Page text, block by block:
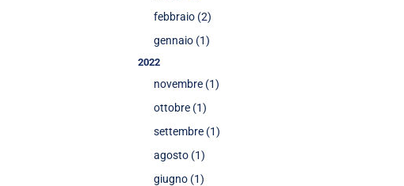
febbraio (2)
gennaio (1)
2022
novembre (1)
ottobre (1)
settembre (1)
agosto (1)
giugno (1)